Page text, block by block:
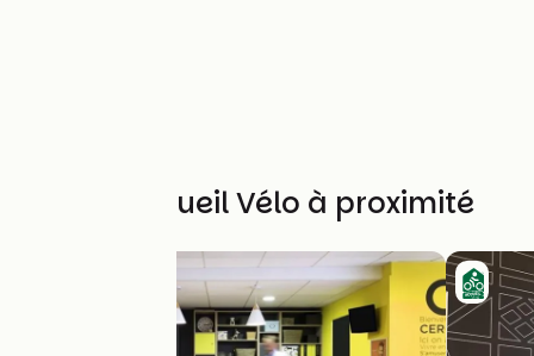
Autres Accueil Vélo à proximité